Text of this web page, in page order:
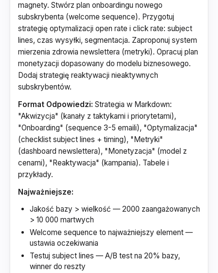
magnety. Stwórz plan onboardingu nowego
subskrybenta (welcome sequence). Przygotuj
strategię optymalizacji open rate i click rate: subject
lines, czas wysyłki, segmentacja. Zaproponuj system
mierzenia zdrowia newslettera (metryki). Opracuj plan
monetyzacji dopasowany do modelu biznesowego.
Dodaj strategię reaktywacji nieaktywnych
subskrybentów.
Format Odpowiedzi: Strategia w Markdown:
"Akwizycja" (kanały z taktykami i priorytetami),
"Onboarding" (sequence 3-5 emaili), "Optymalizacja"
(checklist subject lines + timing), "Metryki"
(dashboard newslettera), "Monetyzacja" (model z
cenami), "Reaktywacja" (kampania). Tabele i
przykłady.
Najważniejsze:
Jakość bazy > wielkość — 2000 zaangażowanych
> 10 000 martwych
Welcome sequence to najważniejszy element —
ustawia oczekiwania
Testuj subject lines — A/B test na 20% bazy,
winner do reszty